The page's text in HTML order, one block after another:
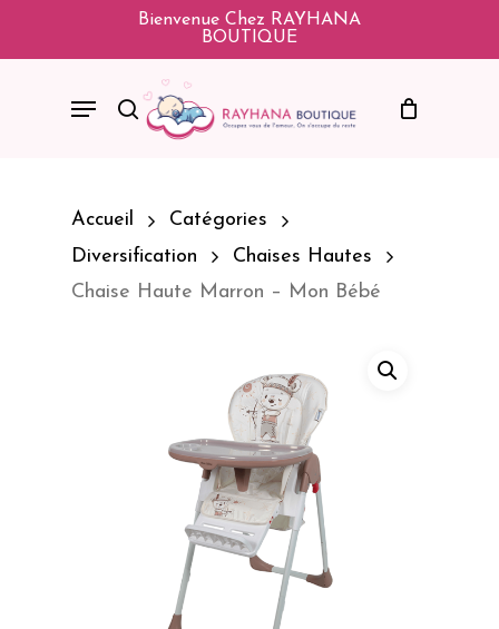
Bienvenue Chez RAYHANA
BOUTIQUE
Search
Menu
Accueil
Catégories
Diversification
Chaises Hautes
Chaise Haute Marron – Mon Bébé